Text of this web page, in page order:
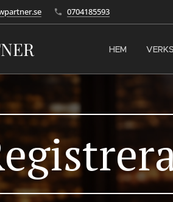
0704185593
HEM